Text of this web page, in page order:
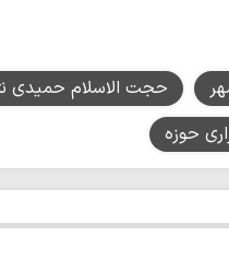
حجت الاسلام حمیدی
حوزه